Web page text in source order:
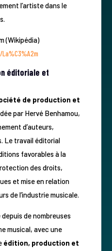
l’artiste dans le
(Wikipédia)
éditoriale et
de production et
par Hervé Benhamou,
d’auteurs,
Le travail éditorial
favorables à la
des droits,
et mise en relation
de l’industrie musicale.
de nombreuses
musical, avec une
édition, production et